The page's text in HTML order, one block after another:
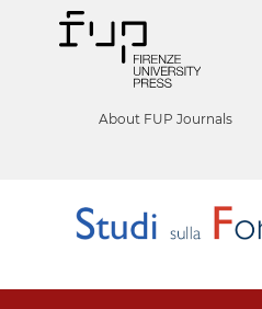
About FUP Journals